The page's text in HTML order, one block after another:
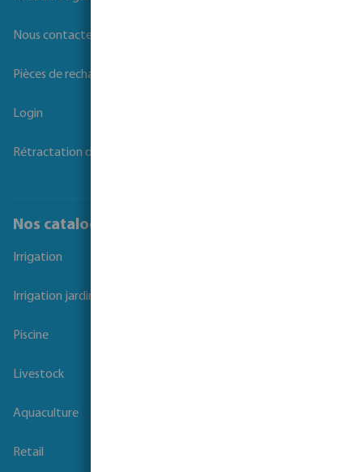
Nous contacter
Pièces de rechange
Login
Rétractation du contrat
Nos catalogues
Irrigation
Irrigation jardins et parcs
Piscine
Livestock
Aquaculture
Retail